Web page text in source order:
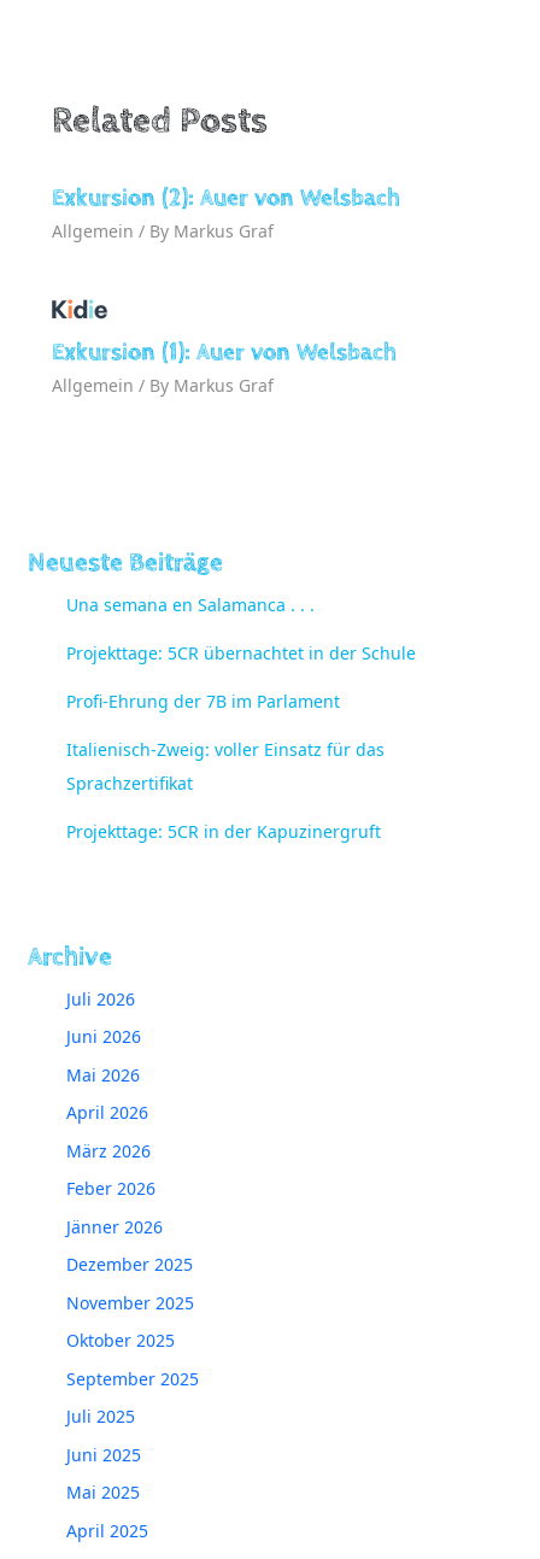
Related Posts
Exkursion (2): Auer von Welsbach
Allgemein / By Markus Graf
Exkursion (1): Auer von Welsbach
Allgemein / By Markus Graf
Neueste Beiträge
Una semana en Salamanca . . .
Projekttage: 5CR übernachtet in der Schule
Profi-Ehrung der 7B im Parlament
Italienisch-Zweig: voller Einsatz für das
Sprachzertifikat
Projekttage: 5CR in der Kapuzinergruft
Archive
Juli 2026
Juni 2026
Mai 2026
April 2026
März 2026
Feber 2026
Jänner 2026
Dezember 2025
November 2025
Oktober 2025
September 2025
Juli 2025
Juni 2025
Mai 2025
April 2025